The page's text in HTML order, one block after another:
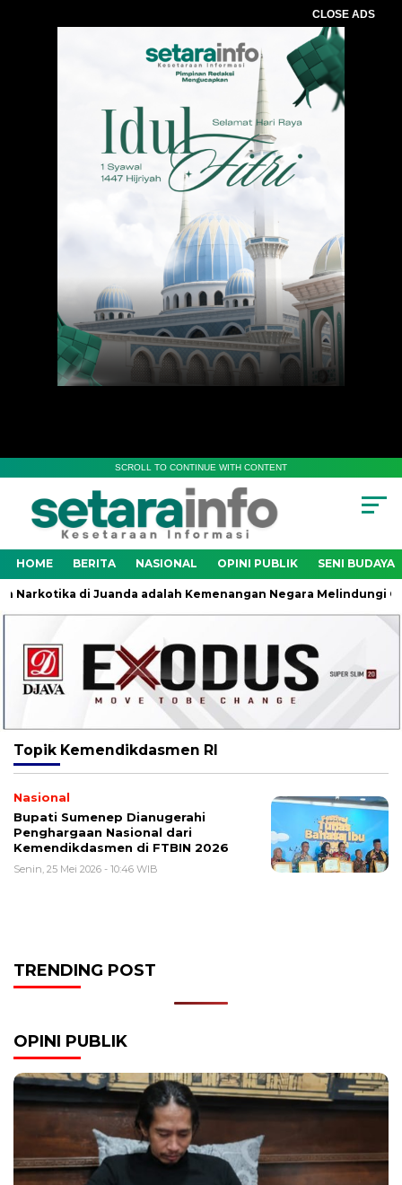
CLOSE ADS
SCROLL TO CONTINUE WITH CONTENT
HOME BERITA NASIONAL OPINI PUBLIK SENI BUDAYA
di Juanda adalah Kemenangan Negara Melindungi
Topik Kemendikdasmen RI
Nasional
Bupati Sumenep Dianugerahi
Penghargaan Nasional dari
Kemendikdasmen di FTBIN 2026
Senin, 25 Mei 2026 - 10:46 WIB
TRENDING POST
OPINI PUBLIK